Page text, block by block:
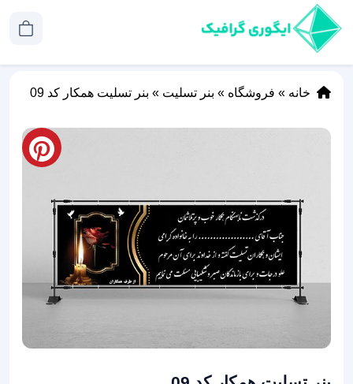
خانه » فروشگاه » بنر تسلیت » بنر تسلیت همکار کد 09